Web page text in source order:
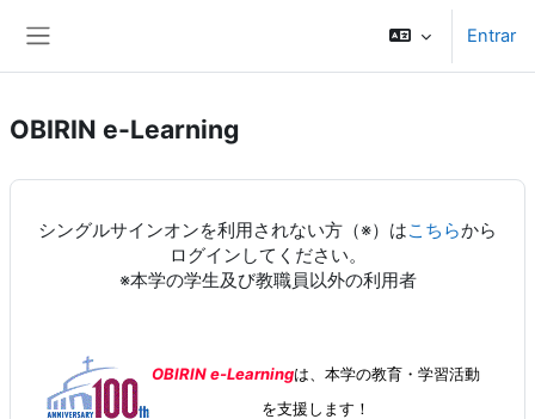
Entrar
OBIRIN e-Learning
シングルサインオンを利用されない方（※）はこちらから
ログインしてください。
※本学の学生及び教職員以外の利用者
OBIRIN e-Learningは、本学の教育・学習活動
を支援します！